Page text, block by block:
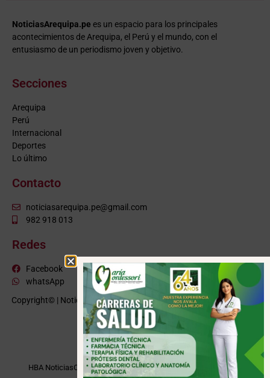
NoticiasArequipa.pe es un espacio para los principales
acontecimientos de Arequipa, el Perú y el mundo, con el
entusiasmo de un periodismo joven y objetivo.
Secciones
Arequipa
Perú
Internacional
Deportes
Lo último
Contacto
noticiasarequipa.pe@gmail.com
982 918 013
Redes
Facebook
whatsApp
Copyright© | NoticiasArequipa.pe | Grupo HBA Noticias| Todos los
derechos reservados
VISITE TAMBIÉN
HBA NoticiasCusco InformaMoquegua Noticias Tacna Noticias